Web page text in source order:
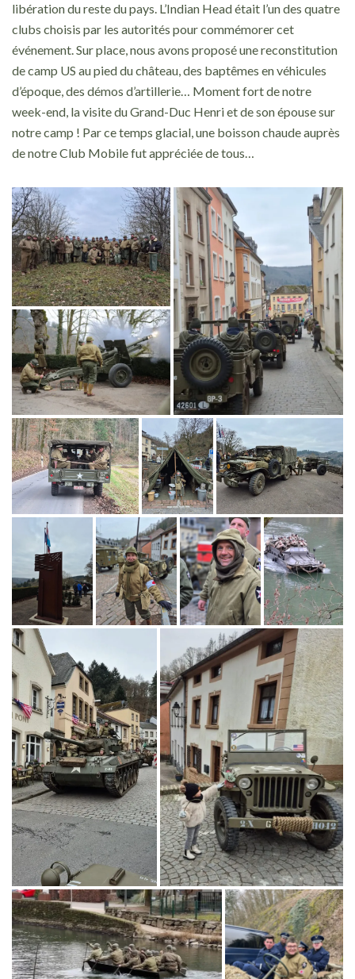
libération du reste du pays. L’Indian Head était l’un des quatre
clubs choisis par les autorités pour commémorer cet
événement. Sur place, nous avons proposé une reconstitution
de camp US au pied du château, des baptêmes en véhicules
d’époque, des démos d’artillerie… Moment fort de notre
week-end, la visite du Grand-Duc Henri et de son épouse sur
notre camp ! Par ce temps glacial, une boisson chaude auprès
de notre Club Mobile fut appréciée de tous…